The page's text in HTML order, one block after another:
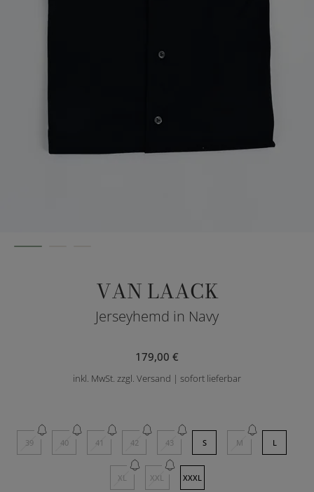
VAN LAACK
Jerseyhemd in Navy
179,00 €
inkl. MwSt. zzgl. Versand | sofort lieferbar
39 40 41 42 43 S M L
XL XXL XXXL